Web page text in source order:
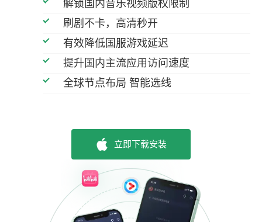
解锁国内音乐视频版权限制
刷剧不卡，高清秒开
有效降低国服游戏延迟
提升国内主流应用访问速度
全球节点布局 智能选线
立即下载安装